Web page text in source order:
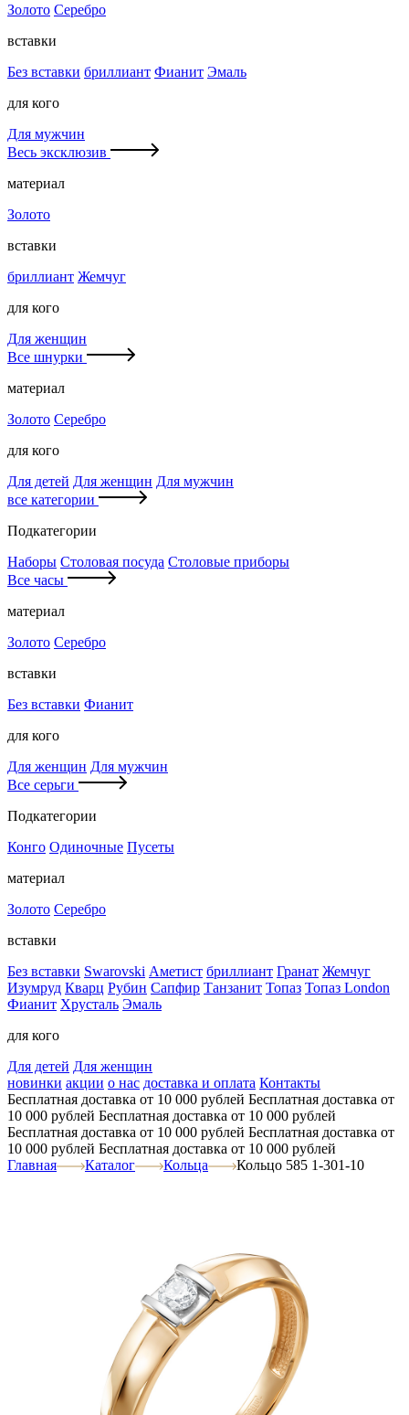
Золото Серебро
вставки
Без вставки бриллиант Фианит Эмаль
для кого
Для мужчин
Весь эксклюзив
материал
Золото
вставки
бриллиант Жемчуг
для кого
Для женщин
Все шнурки
материал
Золото Серебро
для кого
Для детей Для женщин Для мужчин
все категории
Подкатегории
Наборы Столовая посуда Столовые приборы
Все часы
материал
Золото Серебро
вставки
Без вставки Фианит
для кого
Для женщин Для мужчин
Все серьги
Подкатегории
Конго Одиночные Пусеты
материал
Золото Серебро
вставки
Без вставки Swarovski Аметист бриллиант Гранат Жемчуг
Изумруд Кварц Рубин Сапфир Танзанит Топаз Топаз London
Фианит Хрусталь Эмаль
для кого
Для детей Для женщин
новинки акции о нас доставка и оплата Контакты
Бесплатная доставка от 10 000 рублей Бесплатная доставка от
10 000 рублей Бесплатная доставка от 10 000 рублей
Бесплатная доставка от 10 000 рублей Бесплатная доставка от
10 000 рублей Бесплатная доставка от 10 000 рублей
Главная
Каталог Кольца Кольцо 585 1-301-10